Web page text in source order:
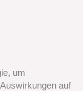
um
auf